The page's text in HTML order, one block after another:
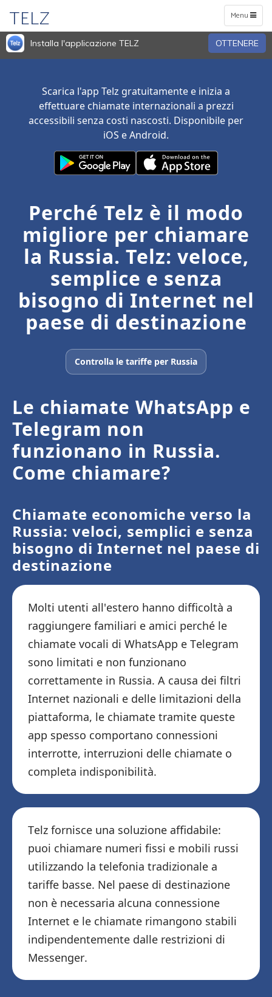
Toggle
navigation
Menu
TELZ
Installa l'applicazione TELZ OTTENERE
Scarica l'app Telz gratuitamente e inizia a
effettuare chiamate internazionali a prezzi
accessibili senza costi nascosti. Disponibile per
iOS e Android.
Perché Telz è il modo
migliore per chiamare
la Russia. Telz: veloce,
semplice e senza
bisogno di Internet nel
paese di destinazione
Controlla le tariffe per Russia
Le chiamate WhatsApp e
Telegram non
funzionano in Russia.
Come chiamare?
Chiamate economiche verso la
Russia: veloci, semplici e senza
bisogno di Internet nel paese di
destinazione
Molti utenti all'estero hanno difficoltà a
raggiungere familiari e amici perché le
chiamate vocali di WhatsApp e Telegram
sono limitati e non funzionano
correttamente in Russia. A causa dei filtri
Internet nazionali e delle limitazioni della
piattaforma, le chiamate tramite queste
app spesso comportano connessioni
interrotte, interruzioni delle chiamate o
completa indisponibilità.
Telz fornisce una soluzione affidabile:
puoi chiamare numeri fissi e mobili russi
utilizzando la telefonia tradizionale a
tariffe basse. Nel paese di destinazione
non è necessaria alcuna connessione
Internet e le chiamate rimangono stabili
indipendentemente dalle restrizioni di
Messenger.